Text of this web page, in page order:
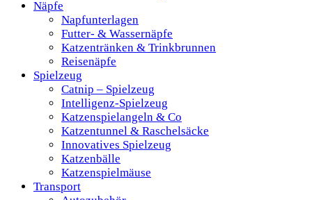
Näpfe
Napfunterlagen
Futter- & Wassernäpfe
Katzentränken & Trinkbrunnen
Reisenäpfe
Spielzeug
Catnip – Spielzeug
Intelligenz-Spielzeug
Katzenspielangeln & Co
Katzentunnel & Raschelsäcke
Innovatives Spielzeug
Katzenbälle
Katzenspielmäuse
Transport